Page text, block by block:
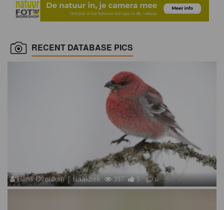
RECENT DATABASE PICS
Hans Overduin | Haakbek 397 5 6